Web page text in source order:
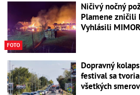
FOTO
Ničivý nočný
Plamene zničili
Vyhlásili
Dopravný
festival sa
všetkých smerov